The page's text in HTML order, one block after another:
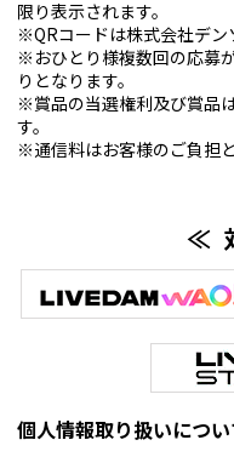
限り表示されます。
※QRコードは株式会社デン
※おひとり様複数回の応募
りとなります。
※賞品の当選権利及び賞品
す。
※通信料はお客様のご負担
≪
個人情報取り扱いについ